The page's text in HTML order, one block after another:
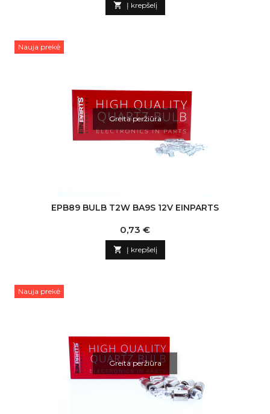
 Į krepšelį
Nauja prekė
Greita peržiūra
EPB89 BULB T2W BA9S 12V EINPARTS
Kaina
0,73 €
 Į krepšelį
Nauja prekė
Greita peržiūra